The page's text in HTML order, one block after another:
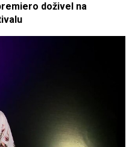
doživel na